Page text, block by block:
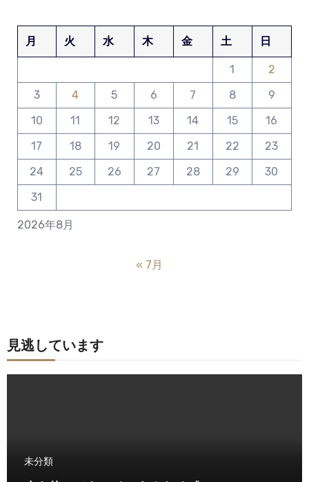
2026年8月
月 火 水 木 金 土 日
1
2
3
4 5 6 7 8
9
10
11 12 13 14 15
16
17
18 19 20 21 22
23
24
25 26 27 28 29
30
31
« 7月
見逃しています
未分類